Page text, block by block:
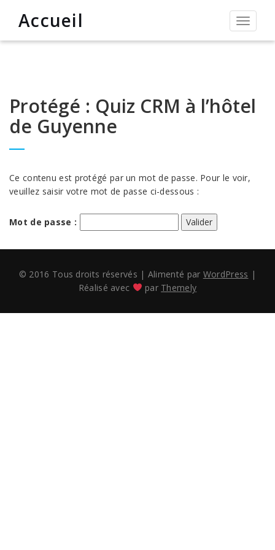
Accueil
Protégé : Quiz CRM à l’hôtel
de Guyenne
Ce contenu est protégé par un mot de passe. Pour le voir,
veuillez saisir votre mot de passe ci-dessous :
Mot de passe :
© 2016 Tous droits réservés | Alimenté par WordPress |
Réalisé avec
par Themely